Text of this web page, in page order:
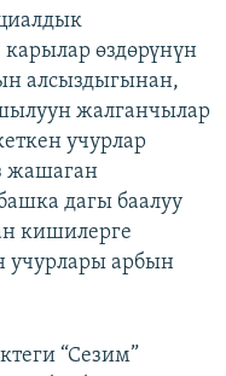
өздөрүнүн
алсыздыгынан,
жалганчылар
учурлар
жашаган
дагы баалуу
кишилерге
учурлары арбын
“Сезим”